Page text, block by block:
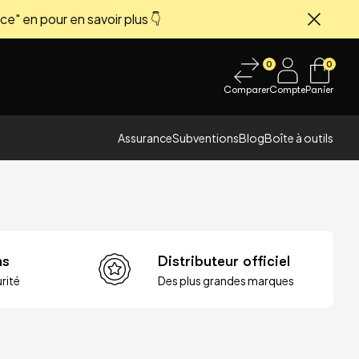
en pour en savoir plus 👇
0
ComparerCompte
0
Panier
AssuranceSubventionsBlogBoîte à outils
Distributeur officiel
Des plus grandes marques